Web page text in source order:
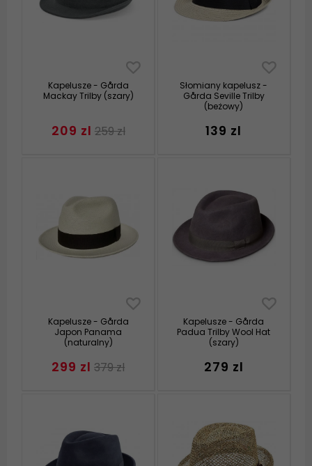
Kapelusze - Gårda
Mackay Trilby (szary)
209 zl 259 zl
Słomiany kapelusz -
Gårda Seville Trilby
(beżowy)
139 zl
Kapelusze - Gårda
Japon Panama
(naturalny)
299 zl 379 zl
Kapelusze - Gårda
Padua Trilby Wool Hat
(szary)
279 zl